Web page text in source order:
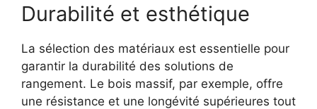
Durabilité et esthétique
La sélection des matériaux est essentielle pour
garantir la durabilité des solutions de
rangement. Le bois massif, par exemple, offre
une résistance et une longévité supérieures tout